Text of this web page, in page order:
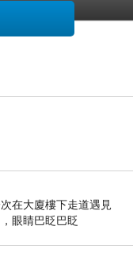
在大廈樓下走道遇見
眼睛巴眨巴眨